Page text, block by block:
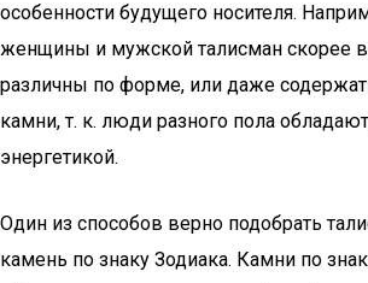
особенности будущего носителя.
женщины и мужской талисман скорее
различны по форме, или даже
камни, т. к. люди разного пола
энергетикой.
Один из способов верно подобрать
камень по знаку Зодиака. Камни по